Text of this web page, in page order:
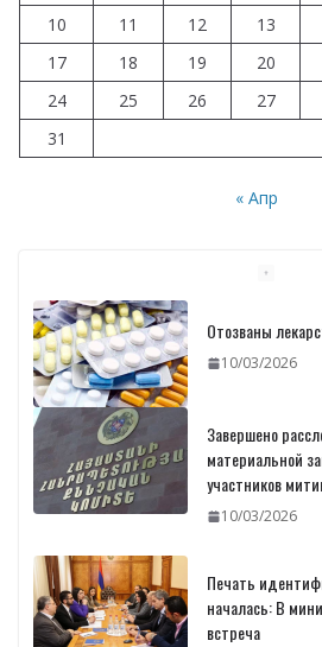
10
11 12 13
17
18 19 20
24
25 26 27
31
« Апр
Отозваны
10/03/2026
Завершено
материальной
участников
10/03/2026
Печать
началась: В
встреча